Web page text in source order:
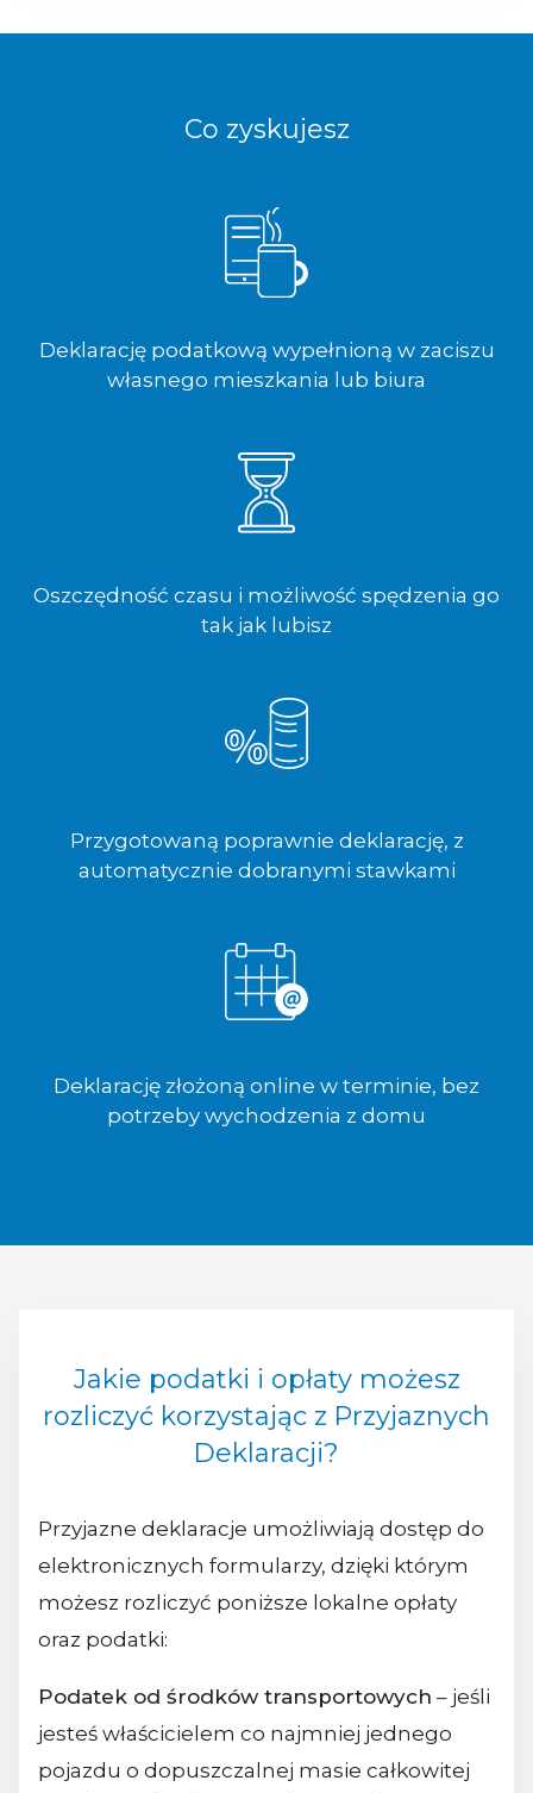
Co zyskujesz
Deklarację podatkową wypełnioną w zaciszu
własnego mieszkania lub biura
Oszczędność czasu i możliwość spędzenia go
tak jak lubisz
Przygotowaną poprawnie deklarację, z
automatycznie dobranymi stawkami
Deklarację złożoną online w terminie, bez
potrzeby wychodzenia z domu
Jakie podatki i opłaty możesz
rozliczyć korzystając z Przyjaznych
Deklaracji?
Przyjazne deklaracje umożliwiają dostęp do
elektronicznych formularzy, dzięki którym
możesz rozliczyć poniższe lokalne opłaty
oraz podatki:
Podatek od środków transportowych – jeśli
jesteś właścicielem co najmniej jednego
pojazdu o dopuszczalnej masie całkowitej